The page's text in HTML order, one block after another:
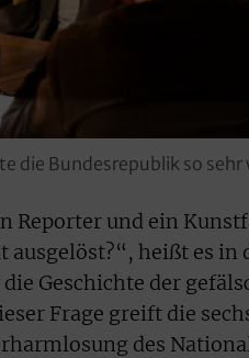
die Bundesrepublik so
Reporter und ein
ausgelöst?“, heißt es
Geschichte der
Frage greift die
des